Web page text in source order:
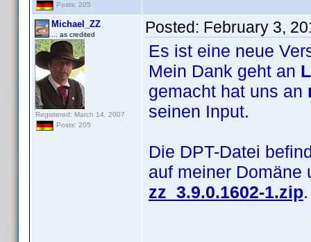
Posts: 205
Michael_ZZ
... as credited
Registered: March 14, 2007
Posts: 205
Posted: February 3,
Es ist eine neue
Mein Dank geht an
gemacht hat uns an
seinen Input.
Die DPT-Datei
auf meiner Domäne
zz_3.9.0.1602-1.zip.